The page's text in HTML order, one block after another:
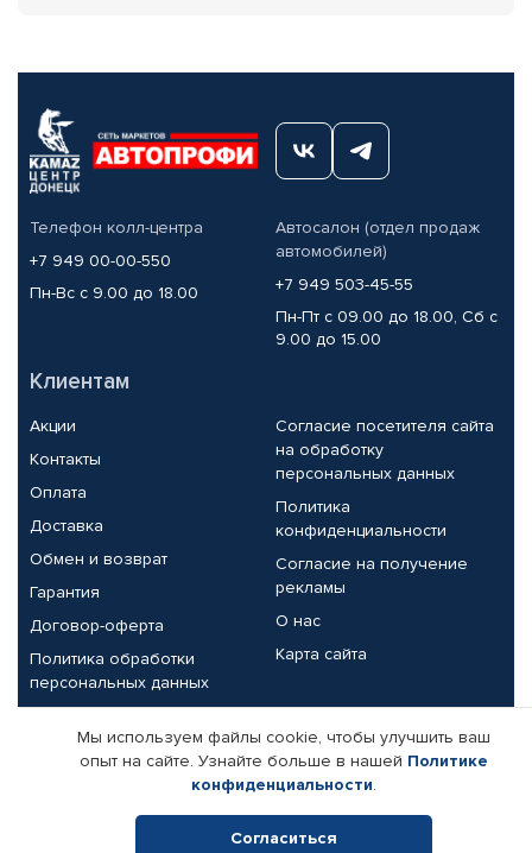
Телефон колл-центра
+7 949 00-00-550
Пн-Вс с 9.00 до 18.00
Автосалон (отдел продаж
автомобилей)
+7 949 503-45-55
Пн-Пт с 09.00 до 18.00, Сб с
9.00 до 15.00
Клиентам
Акции
Контакты
Оплата
Доставка
Обмен и возврат
Гарантия
Договор-оферта
Политика обработки
персональных данных
Согласие посетителя сайта
на обработку
персональных данных
Политика
конфиденциальности
Согласие на получение
рекламы
О нас
Карта сайта
Партнерам
Корпоративным клиентам
Поставщикам
Реквизиты компании
Мы используем файлы cookie, чтобы улучшить ваш
опыт на сайте. Узнайте больше в нашей Политике
конфиденциальности.
Согласиться